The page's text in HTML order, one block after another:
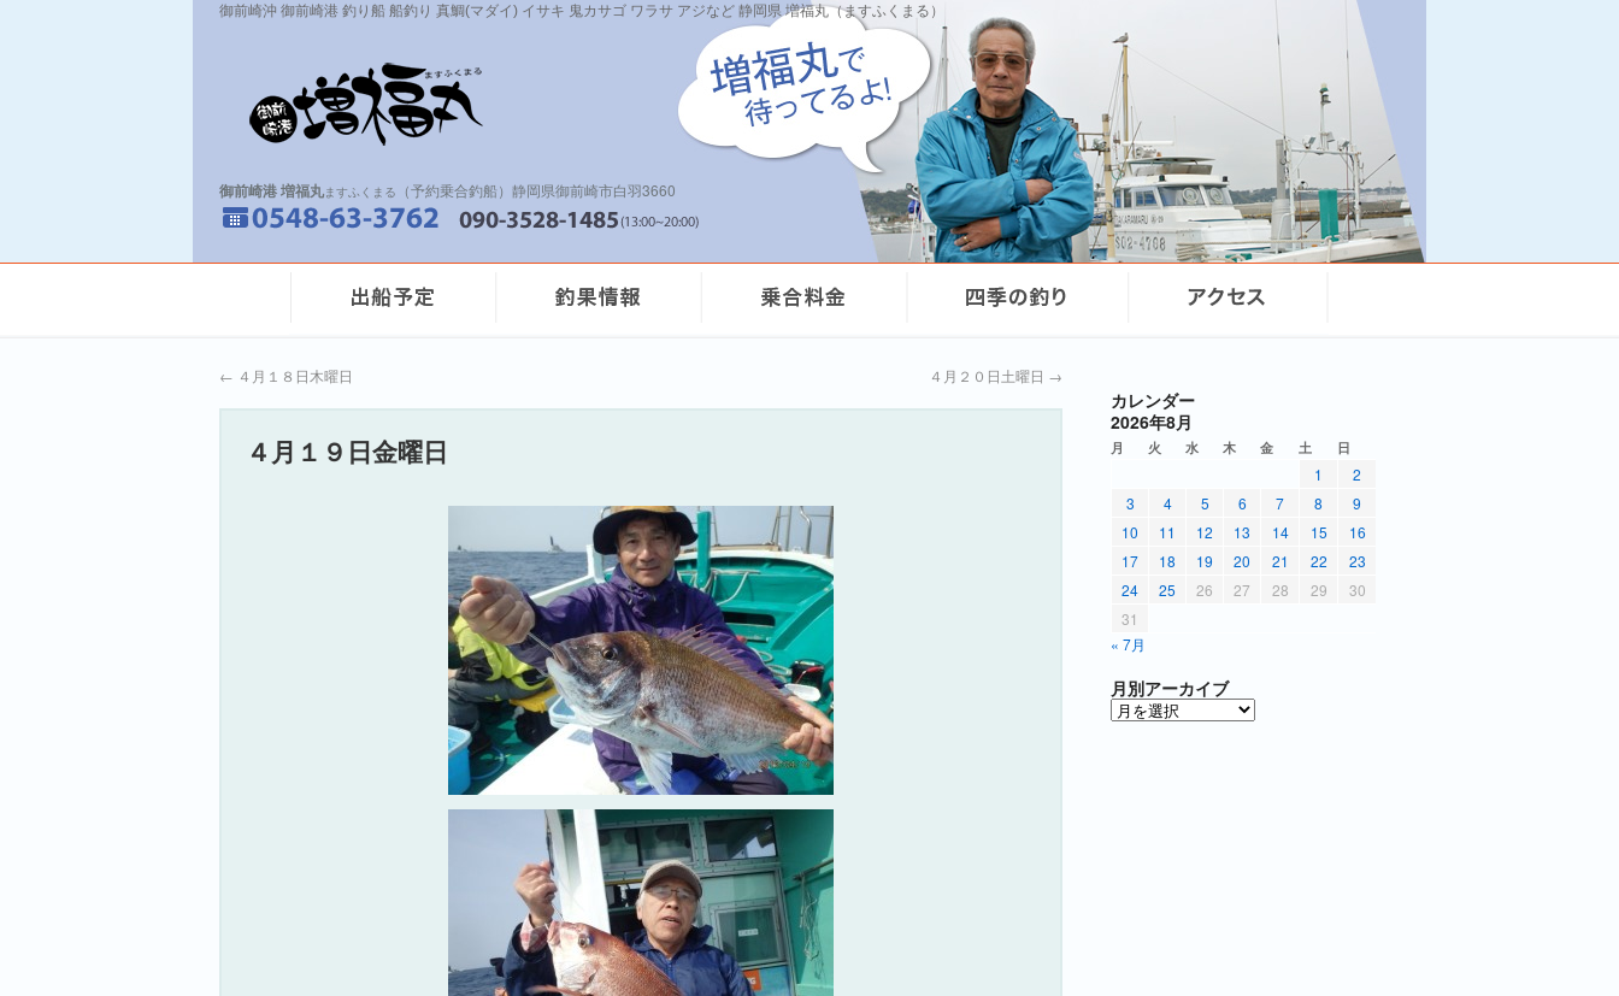
御前崎沖 御前崎港 釣り船 船釣り 真鯛(マダイ) イサキ 鬼カサゴ ワラサ アジなど 静岡県 増福丸（ますふくまる）
御前崎港 増福丸ますふくまる （予約乗合釣船）静岡県御前崎市白羽3660
← ４月１８日木曜日 ４月２０日土曜日 →
４月１９日金曜日
カレンダー
2026年8月
月 火 水 木 金 土 日
« 7月
1
2
3
4 5 6 7 8
9
10
11 12 13 14 15
16
17
18 19 20 21 22
23
24
25 26 27 28 29
30
31
月別アーカイブ